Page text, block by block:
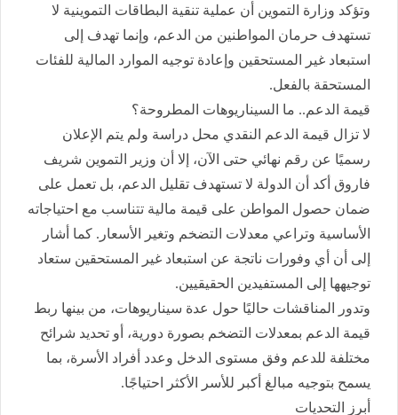
وتؤكد وزارة التموين أن عملية تنقية البطاقات التموينية لا
تستهدف حرمان المواطنين من الدعم، وإنما تهدف إلى
استبعاد غير المستحقين وإعادة توجيه الموارد المالية للفئات
المستحقة بالفعل.
قيمة الدعم.. ما السيناريوهات المطروحة؟
لا تزال قيمة الدعم النقدي محل دراسة ولم يتم الإعلان
رسميًا عن رقم نهائي حتى الآن، إلا أن وزير التموين شريف
فاروق أكد أن الدولة لا تستهدف تقليل الدعم، بل تعمل على
ضمان حصول المواطن على قيمة مالية تتناسب مع احتياجاته
الأساسية وتراعي معدلات التضخم وتغير الأسعار. كما أشار
إلى أن أي وفورات ناتجة عن استبعاد غير المستحقين ستعاد
توجيهها إلى المستفيدين الحقيقيين.
وتدور المناقشات حاليًا حول عدة سيناريوهات، من بينها ربط
قيمة الدعم بمعدلات التضخم بصورة دورية، أو تحديد شرائح
مختلفة للدعم وفق مستوى الدخل وعدد أفراد الأسرة، بما
يسمح بتوجيه مبالغ أكبر للأسر الأكثر احتياجًا.
أبرز التحديات